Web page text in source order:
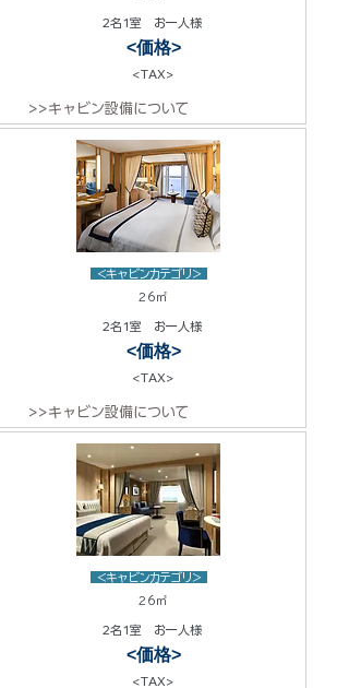
2名1室 お一人様
<価格>
<TAX>
>>キャビン設備について
<キャビンカテゴリ>
26㎡
2名1室 お一人様
<価格>
<TAX>
>>キャビン設備について
<キャビンカテゴリ>
26㎡
2名1室 お一人様
<価格>
<TAX>